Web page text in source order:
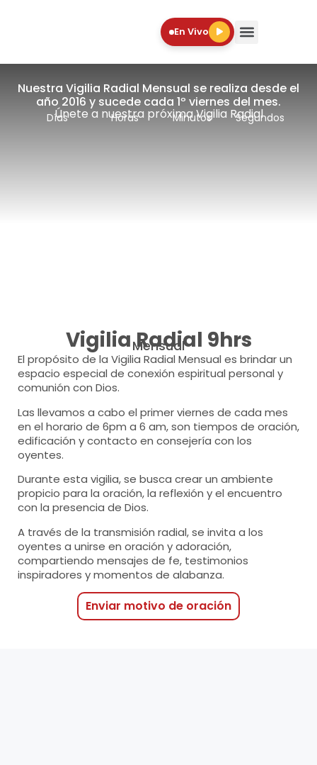
En Vivo
Nuestra Vigilia Radial Mensual se realiza desde el
año 2016 y sucede cada 1º viernes del mes.
Únete a nuestra próxima Vigilia Radial
Días Horas Minutos Segundos
Vigilia Radial 9hrs
Mensual
El propósito de la Vigilia Radial Mensual es brindar un
espacio especial de conexión espiritual personal y
comunión con Dios.
Las llevamos a cabo el primer viernes de cada mes
en el horario de 6pm a 6 am, son tiempos de oración,
edificación y contacto en consejería con los
oyentes.
Durante esta vigilia, se busca crear un ambiente
propicio para la oración, la reflexión y el encuentro
con la presencia de Dios.
A través de la transmisión radial, se invita a los
oyentes a unirse en oración y adoración,
compartiendo mensajes de fe, testimonios
inspiradores y momentos de alabanza.
Enviar motivo de oración